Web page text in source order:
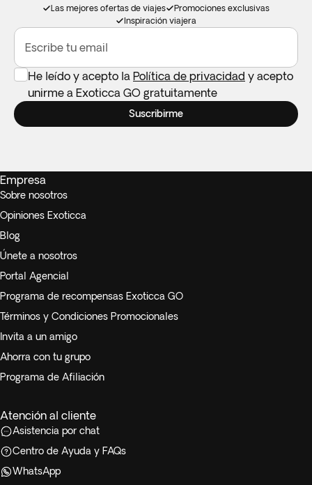
Las mejores ofertas de viajes
Promociones exclusivas
Inspiración viajera
Escribe tu email
He leído y acepto la Política de privacidad y acepto
unirme a Exoticca GO gratuitamente
Suscribirme
Empresa
Sobre nosotros
Opiniones Exoticca
Blog
Únete a nosotros
Portal Agencial
Programa de recompensas Exoticca GO
Términos y Condiciones Promocionales
Invita a un amigo
Ahorra con tu grupo
Programa de Afiliación
Atención al cliente
Asistencia por chat
Centro de Ayuda y FAQs
WhatsApp